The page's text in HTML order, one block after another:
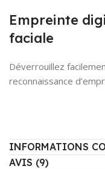
Empreinte
faciale
Déverrouillez
reconnaissance
INFORMATIONS
AVIS (9)